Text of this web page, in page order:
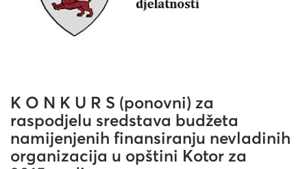
K O N K U R S (ponovni) za
raspodjelu sredstava budžeta
namijenjenih finansiranju nevladinih
organizacija u opštini Kotor za